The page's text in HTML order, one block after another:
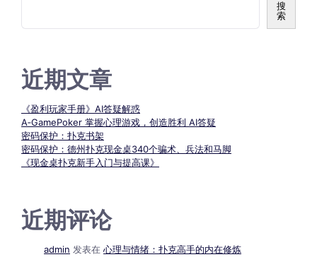
搜
索
近期文章
《盈利玩家手册》AI答疑解惑
A‑GamePoker 掌握心理游戏，创造胜利 AI答疑
密码保护：扑克书架
密码保护：德州扑克现金桌340个骗术、兵法和马脚
《现金桌扑克新手入门与提高课》
近期评论
admin 发表在 心理与情绪：扑克高手的内在修炼